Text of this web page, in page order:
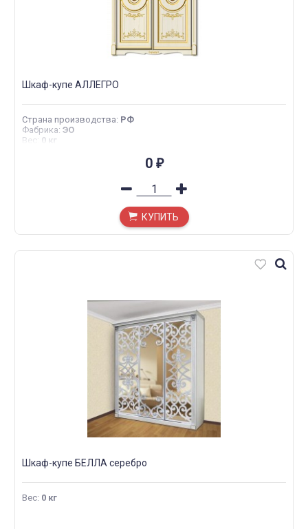
Шкаф-купе АЛЛЕГРО
Страна производства: РФ
Фабрика: ЭО
Вес : 0 кг
0 ₽
КУПИТЬ
Шкаф-купе БЕЛЛА серебро
Вес: 0 кг